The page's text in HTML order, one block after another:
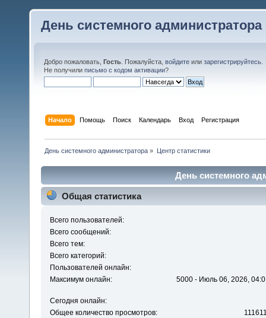
День системного администратора
Добро пожаловать, Гость . Пожалуйста, войдите или зарегистрируйтесь
Не получили письмо с кодом активации?
Начало Помощь Поиск Календарь Вход Регистрация
День системного администратора » Центр статистики
День системного
Общая статистика
Всего пользователей:
Всего сообщений:
Всего тем:
Всего категорий:
Пользователей онлайн:
Максимум онлайн:
5000 - Июль 06, 2026,
Сегодня онлайн:
Общее количество просмотров: